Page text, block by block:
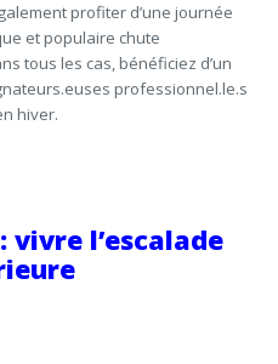
profiter d’une journée
et populaire chute
tous les cas, bénéficiez d’un
professionnel.le.s
hiver.
l’escalade